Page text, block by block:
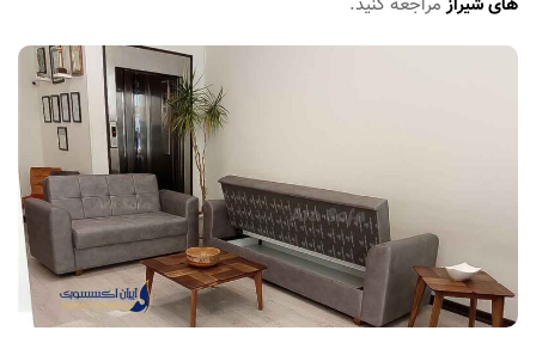
های شیرازمراجعه کنید.